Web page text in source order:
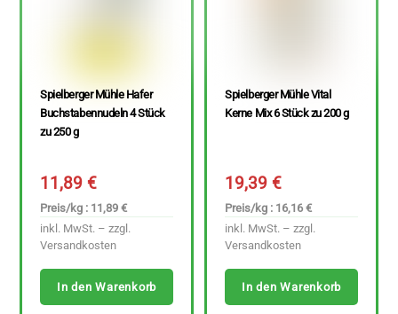
Spielberger Mühle Hafer
Buchstabennudeln 4 Stück
zu 250 g
11,89€
Preis/kg : 11,89 €
inkl. MwSt. – zzgl.
Versandkosten
In den Warenkorb
Spielberger Mühle Vital
Kerne Mix 6 Stück zu 200 g
19,39€
Preis/kg : 16,16 €
inkl. MwSt. – zzgl.
Versandkosten
In den Warenkorb